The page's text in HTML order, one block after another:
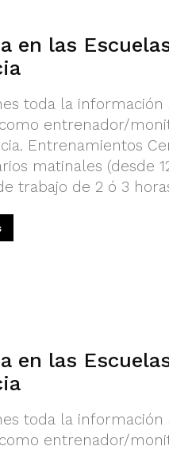
en las
toda la información
como entrenador/
Entrenamientos
matinales (desde
trabajo de 2 ó 3
en las
toda la información
como entrenador/